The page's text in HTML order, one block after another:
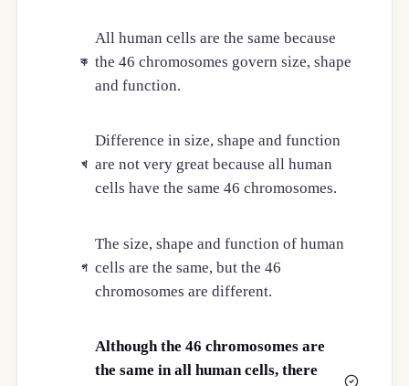
ক
All human cells are the same because
the 46 chromosomes govern size, shape
and function.
খ
Difference in size, shape and function
are not very great because all human
cells have the same 46 chromosomes.
গ
The size, shape and function of human
cells are the same, but the 46
chromosomes are different.
Although the 46 chromosomes are
the same in all human cells, there